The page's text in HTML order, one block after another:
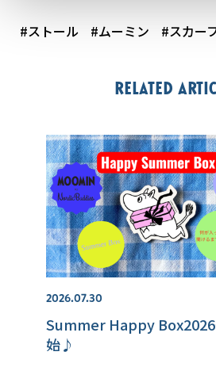
#ストール #ムーミン #スカー
Related
2026.07.30
Summer Happy
始♪